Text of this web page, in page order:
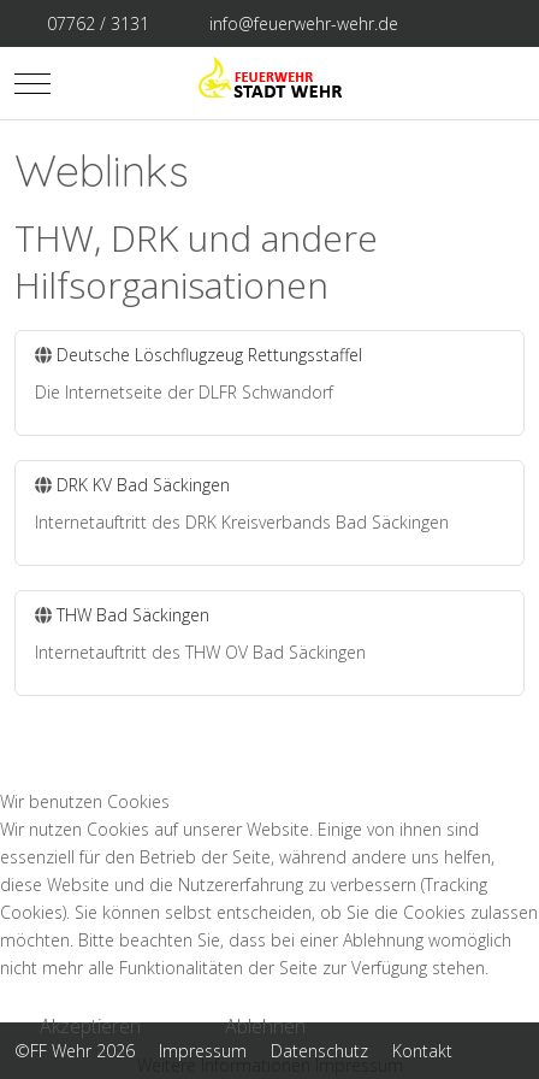
07762 / 3131 info@feuerwehr-wehr.de
Mobile Menu Toggle
Weblinks
THW, DRK und andere
Hilfsorganisationen
Deutsche Löschflugzeug Rettungsstaffel
Die Internetseite der DLFR Schwandorf
DRK KV Bad Säckingen
Internetauftritt des DRK Kreisverbands Bad Säckingen
THW Bad Säckingen
Internetauftritt des THW OV Bad Säckingen
©FF Wehr 2026 Impressum Datenschutz Kontakt
Wir benutzen Cookies
Wir nutzen Cookies auf unserer Website. Einige von ihnen sind
essenziell für den Betrieb der Seite, während andere uns helfen,
diese Website und die Nutzererfahrung zu verbessern (Tracking
Cookies). Sie können selbst entscheiden, ob Sie die Cookies zulassen
möchten. Bitte beachten Sie, dass bei einer Ablehnung womöglich
nicht mehr alle Funktionalitäten der Seite zur Verfügung stehen.
Akzeptieren Ablehnen
Weitere Informationen Impressum